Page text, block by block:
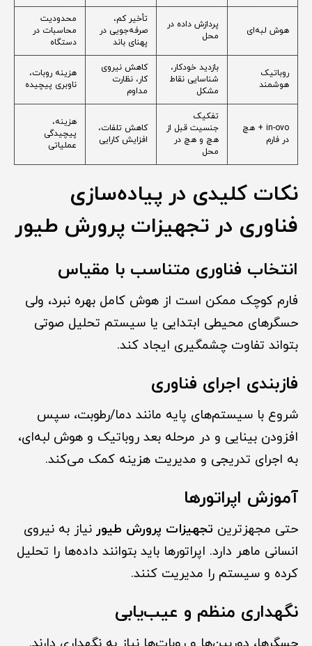
هوش لبه‌ای
پردازش داده در
محل
تأخیر کم،
صرفه‌جویی در
پهنای باند
محدودیت
محاسبات در
دستگاه
روباتیک
هوشمند
بازدید خودکار،
شناسایی نقاط
مشکل
کاهش نیروی
کار، نظارت
مداوم
هزینه روبات،
ناوبری پیچیده
in-ovo + هچ
در فارم
تفکیک
جنسیت قبل از
هچ و هچ در
محل
کاهش تلفات،
افزایش کارایی
هزینه،
پیچیدگی
عملیاتی
نکات کلیدی در پیاده‌سازی
فناوری در تجهیزات پرورش طیور
انتخاب فناوری متناسب با مقیاس
فارم کوچک ممکن است از هوش کامل بهره نبرد، ولی
حسگرهای محیطی ابتدایی یا سیستم تحلیل صوتی
بتواند تفاوت چشمگیری ایجاد کند.
فازبندی اجرای فناوری
شروع با سیستم‌های پایه مانند دما/رطوبت، سپس
افزودن بینایی و در مرحله بعد روباتیک و هوش لبه‌ای،
به اجرای تدریجی و مدیریت هزینه کمک می‌کند.
آموزش اپراتورها
حتی مجهزترین تجهیزات پرورش طیور نیاز به نیروی
انسانی ماهر دارد. اپراتورها باید بتوانند داده‌ها را تحلیل
کرده و سیستم را مدیریت کنند.
نگهداری منظم و عیب‌یابی